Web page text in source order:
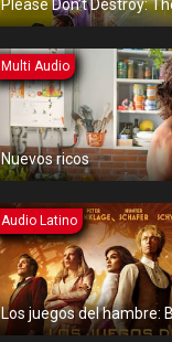
Multi Audio
Nuevos ricos
Audio Latino